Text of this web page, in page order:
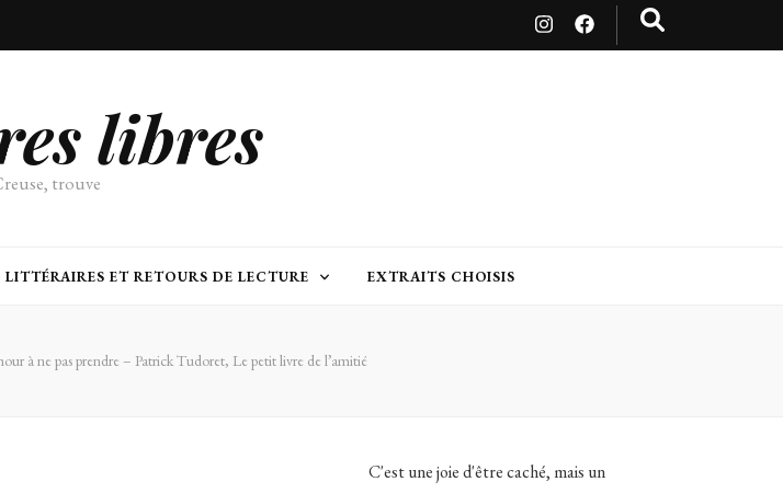
libres
trouve
LITTÉRAIRES ET RETOURS DE LECTURE EXTRAITS CHOISIS
à ne pas prendre – Patrick Tudoret, Le petit livre de l’amitié
C'est une joie d'être caché, mais un